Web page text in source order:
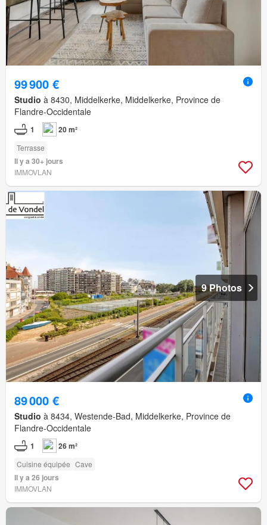
99 900 €
Studio à 8430, Middelkerke, Middelkerke, Province de
Flandre-Occidentale
1 20 m²
Terrasse
Il y a 30+ jours
IMMOVLAN
9 Photos
89 000 €
Studio à 8434, Westende-Bad, Middelkerke, Province de
Flandre-Occidentale
1 26 m²
Cuisine équipée Cave
Il y a 26 jours
IMMOVLAN